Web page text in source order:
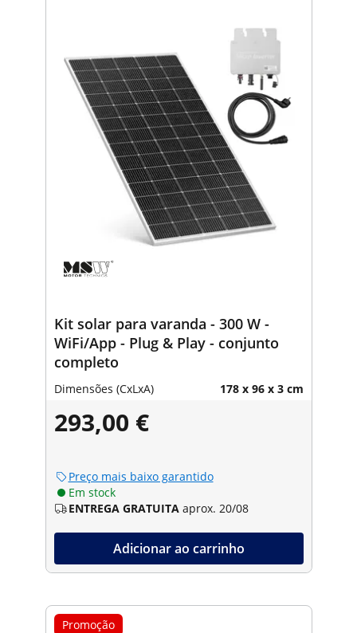
Kit solar para varanda - 300 W -
WiFi/App - Plug & Play - conjunto
completo
Dimensões (CxLxA) 178 x 96 x 3 cm
293,00 €
Preço mais baixo garantido
Em stock
ENTREGA GRATUITA aprox. 20/08
Adicionar ao carrinho
Promoção